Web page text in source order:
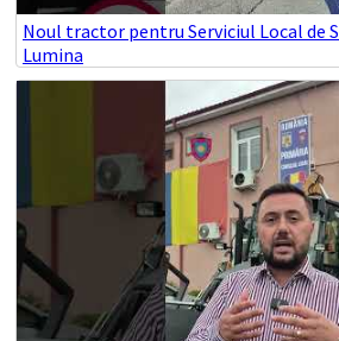
Noul tractor pentru Serviciul Local de
Lumina